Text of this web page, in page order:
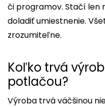
či programov. Stačí len
doladiť umiestnenie.
zrozumiteľne.
Koľko trvá
potlačou?
Výroba trvá väčšinou